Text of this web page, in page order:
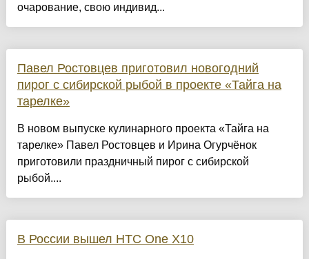
очарование, свою индивид...
Павел Ростовцев приготовил новогодний
пирог с сибирской рыбой в проекте «Тайга на
тарелке»
В новом выпуске кулинарного проекта «Тайга на
тарелке» Павел Ростовцев и Ирина Огурчёнок
приготовили праздничный пирог с сибирской
рыбой....
В России вышел HTC One X10